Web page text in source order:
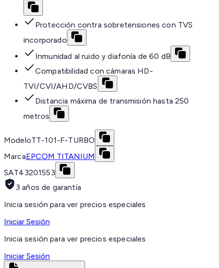
Protección contra sobretensiones con TVS
incorporado
Inmunidad al ruido y diafonía de 60 dB
Compatibilidad con cámaras HD-
TVI/CVI/AHD/CVBS
Distancia máxima de transmisión hasta 250
metros
ModeloTT-101-F-TURBO
MarcaEPCOM TITANIUM
SAT43201553
3 años de garantía
Inicia sesión para ver precios especiales
Iniciar Sesión
Inicia sesión para ver precios especiales
Iniciar Sesión